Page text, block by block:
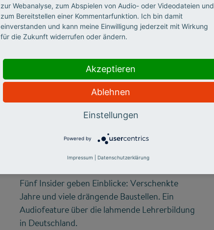
Warum die
Lehrerbildung nicht
vom Fleck kommt
Fünf Insider geben Einblicke: Verschenkte
Jahre und viele drängende Baustellen. Ein
Audiofeature über die lahmende Lehrerbildung
in Deutschland.
zur Webanalyse, zum Abspielen von Audio- oder Videodateien und
zum Bereitstellen einer Kommentarfunktion. Ich bin damit
einverstanden und kann meine Einwilligung jederzeit mit Wirkung
für die Zukunft widerrufen oder ändern.
Akzeptieren
Ablehnen
Einstellungen
Powered by
Impressum Datenschutzerklärung